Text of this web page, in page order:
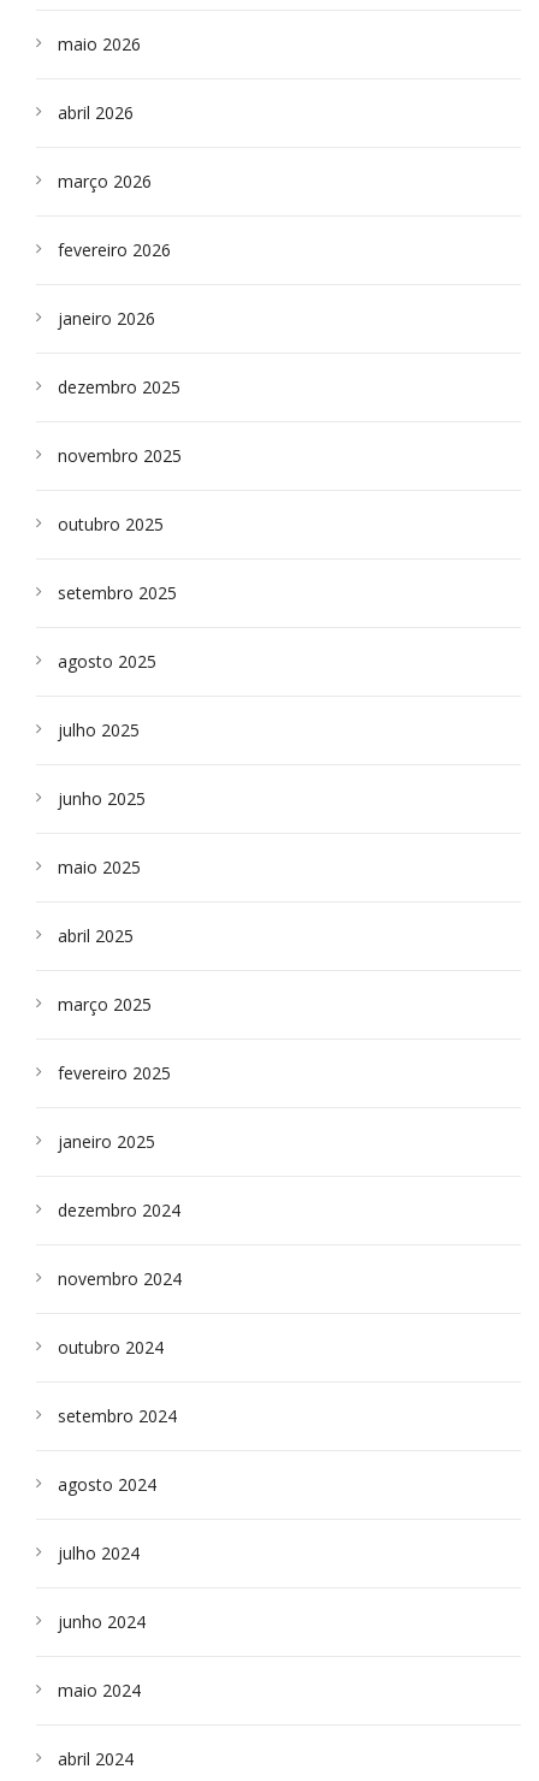
maio 2026
abril 2026
março 2026
fevereiro 2026
janeiro 2026
dezembro 2025
novembro 2025
outubro 2025
setembro 2025
agosto 2025
julho 2025
junho 2025
maio 2025
abril 2025
março 2025
fevereiro 2025
janeiro 2025
dezembro 2024
novembro 2024
outubro 2024
setembro 2024
agosto 2024
julho 2024
junho 2024
maio 2024
abril 2024